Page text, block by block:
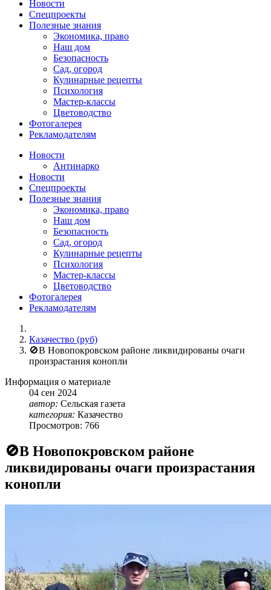
Новости
Спецпроекты
Полезные знания
Экономика, право
Наш дом
Безопасность
Сад, огород
Кулинарные рецепты
Психология
Мастер-классы
Цветоводство
Фотогалерея
Рекламодателям
Новости
Антинарко
Новости
Спецпроекты
Полезные знания
Экономика, право
Наш дом
Безопасность
Сад, огород
Кулинарные рецепты
Психология
Мастер-классы
Цветоводство
Фотогалерея
Рекламодателям
Казачество (руб)
🚫В Новопокровском районе ликвидированы очаги
произрастания конопли
Информация о материале
04 сен 2024
автор: Сельская газета
категория: Казачество
Просмотров: 766
🚫В Новопокровском районе
ликвидированы очаги произрастания
конопли